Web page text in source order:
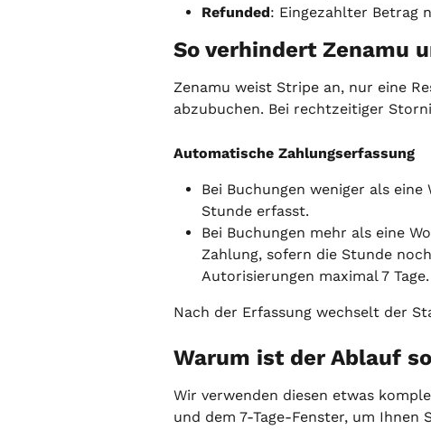
Refunded: Eingezahlter Betrag
So verhindert Zenamu
Zenamu weist Stripe an, nur eine
abzubuchen. Bei rechtzeitiger
Automatische Zahlungserfassung
Bei Buchungen weniger als
Stunde erfasst.
Bei Buchungen mehr als eine
Zahlung, sofern die Stunde
Autorisierungen maximal 7 Tage.
Nach der Erfassung wechselt der
Warum ist der Ablauf
Wir verwenden diesen etwas
und dem 7-Tage-Fenster, um